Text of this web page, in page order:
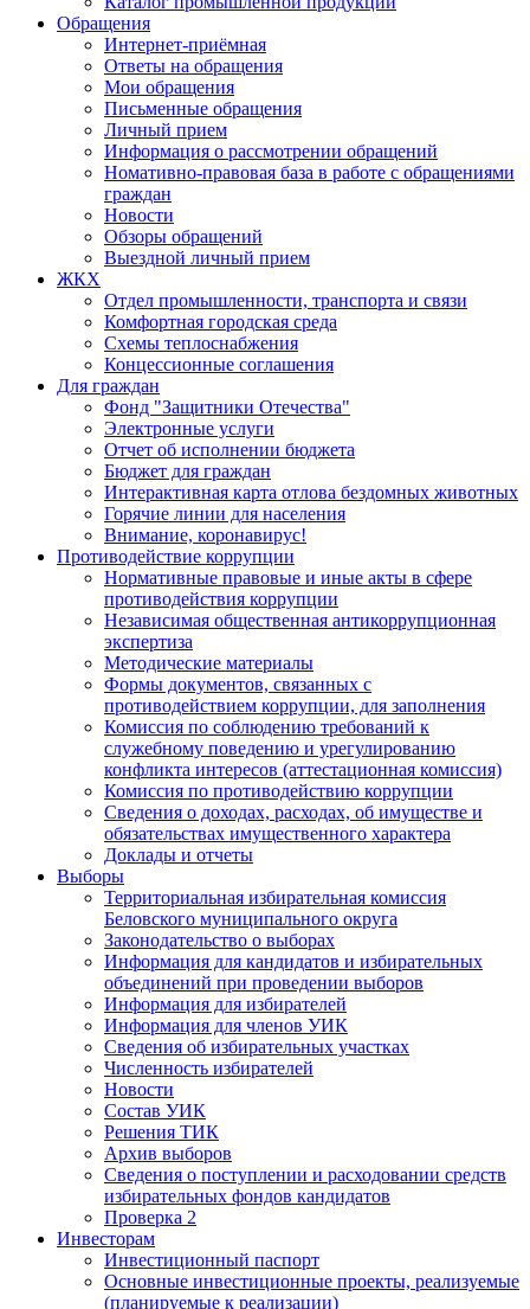
Обращения
Интернет-приёмная
Ответы на обращения
Мои обращения
Письменные обращения
Личный прием
Информация о рассмотрении обращений
Номативно-правовая база в работе с обращениями
граждан
Новости
Обзоры обращений
Выездной личный прием
ЖКХ
Отдел промышленности, транспорта и связи
Комфортная городская среда
Схемы теплоснабжения
Концессионные соглашения
Для граждан
Фонд "Защитники Отечества"
Электронные услуги
Отчет об исполнении бюджета
Бюджет для граждан
Интерактивная карта отлова бездомных животных
Горячие линии для населения
Внимание, коронавирус!
Противодействие коррупции
Нормативные правовые и иные акты в сфере
противодействия коррупции
Независимая общественная антикоррупционная
экспертиза
Методические материалы
Формы документов, связанных с
противодействием коррупции, для заполнения
Комиссия по соблюдению требований к
служебному поведению и урегулированию
конфликта интересов (аттестационная комиссия)
Комиссия по противодействию коррупции
Сведения о доходах, расходах, об имуществе и
обязательствах имущественного характера
Доклады и отчеты
Выборы
Территориальная избирательная комиссия
Беловского муниципального округа
Законодательство о выборах
Информация для кандидатов и избирательных
объединений при проведении выборов
Информация для избирателей
Информация для членов УИК
Сведения об избирательных участках
Численность избирателей
Новости
Состав УИК
Решения ТИК
Архив выборов
Сведения о поступлении и расходовании средств
избирательных фондов кандидатов
Проверка 2
Инвесторам
Инвестиционный паспорт
Основные инвестиционные проекты, реализуемые
(планируемые к реализации)